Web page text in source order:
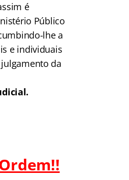
é
Público
lhe a
e individuais
da